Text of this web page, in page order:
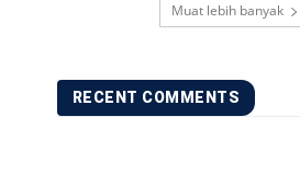
Muat lebih banyak
RECENT COMMENTS